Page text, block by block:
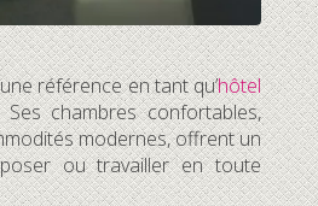
référence en tant qu’hôtel
Ses chambres confortables,
modernes, offrent un
ou travailler en toute